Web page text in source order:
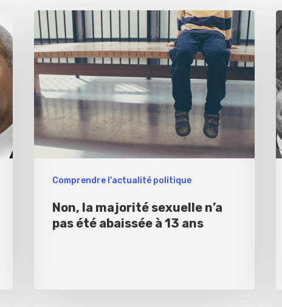
Comprendre l'actualité politique
Non, la majorité sexuelle n’a
pas été abaissée à 13 ans